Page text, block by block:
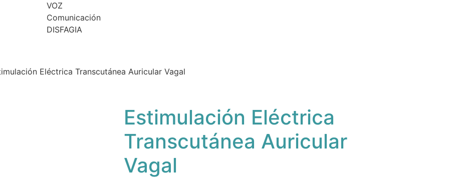
VOZ
Comunicación
DISFAGIA
Eléctrica Transcutánea Auricular Vagal
Estimulación Eléctrica
Transcutánea Auricular
Vagal